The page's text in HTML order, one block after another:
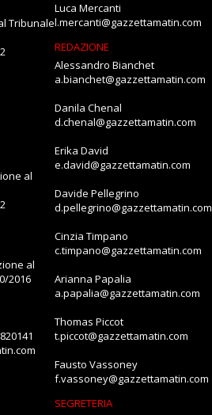
Tribunale
al
al
2016
Luca Mercanti
l.mercanti@gazzettamatin.com
REDAZIONE
Alessandro Bianchet
a.bianchet@gazzettamatin.com
Danila Chenal
d.chenal@gazzettamatin.com
Erika David
e.david@gazzettamatin.com
Davide Pellegrino
d.pellegrino@gazzettamatin.com
Cinzia Timpano
c.timpano@gazzettamatin.com
Arianna Papalia
a.papalia@gazzettamatin.com
Thomas Piccot
t.piccot@gazzettamatin.com
Fausto Vassoney
f.vassoney@gazzettamatin.com
SEGRETERIA